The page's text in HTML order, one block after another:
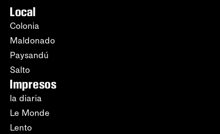
Local
Colonia
Maldonado
Paysandú
Salto
Impresos
la diaria
Le Monde
Lento